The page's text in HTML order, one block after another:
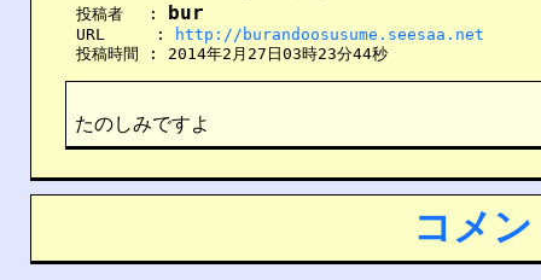
    投稿者　 :
bur
    URL　　  :
http://burandoosusume.seesaa.net
    投稿時間 : 2014年2月27日03時23分44秒
たのしみですよ
コメ